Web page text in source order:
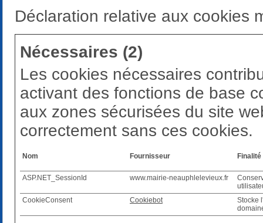
Déclaration relative aux cookies
Nécessaires (2)
Les cookies nécessaires
activant des fonctions de base
aux zones sécurisées du site
correctement sans ces cookies.
Nom Fournisseur Finalité
ASP.NET_SessionId www.mairie-neauphlelevieux.fr
CookieConsent
Cookiebot
Stocke